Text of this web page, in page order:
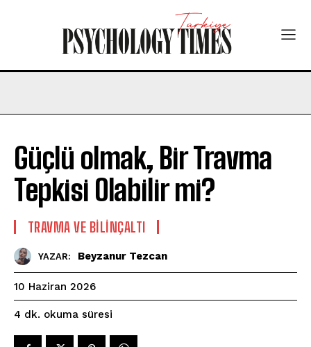
Güçlü olmak, Bir Travma
Tepkisi Olabilir mi?
⁠TRAVMA VE BILINÇALTI
YAZAR: Beyzanur Tezcan
10 Haziran 2026
4 dk. okuma süresi